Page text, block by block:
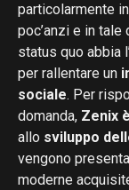
particolarmente
poc’anzi e in
status quo abbia
per rallentare un
sociale. Per
domanda, Zenix
allo sviluppo
vengono
moderne